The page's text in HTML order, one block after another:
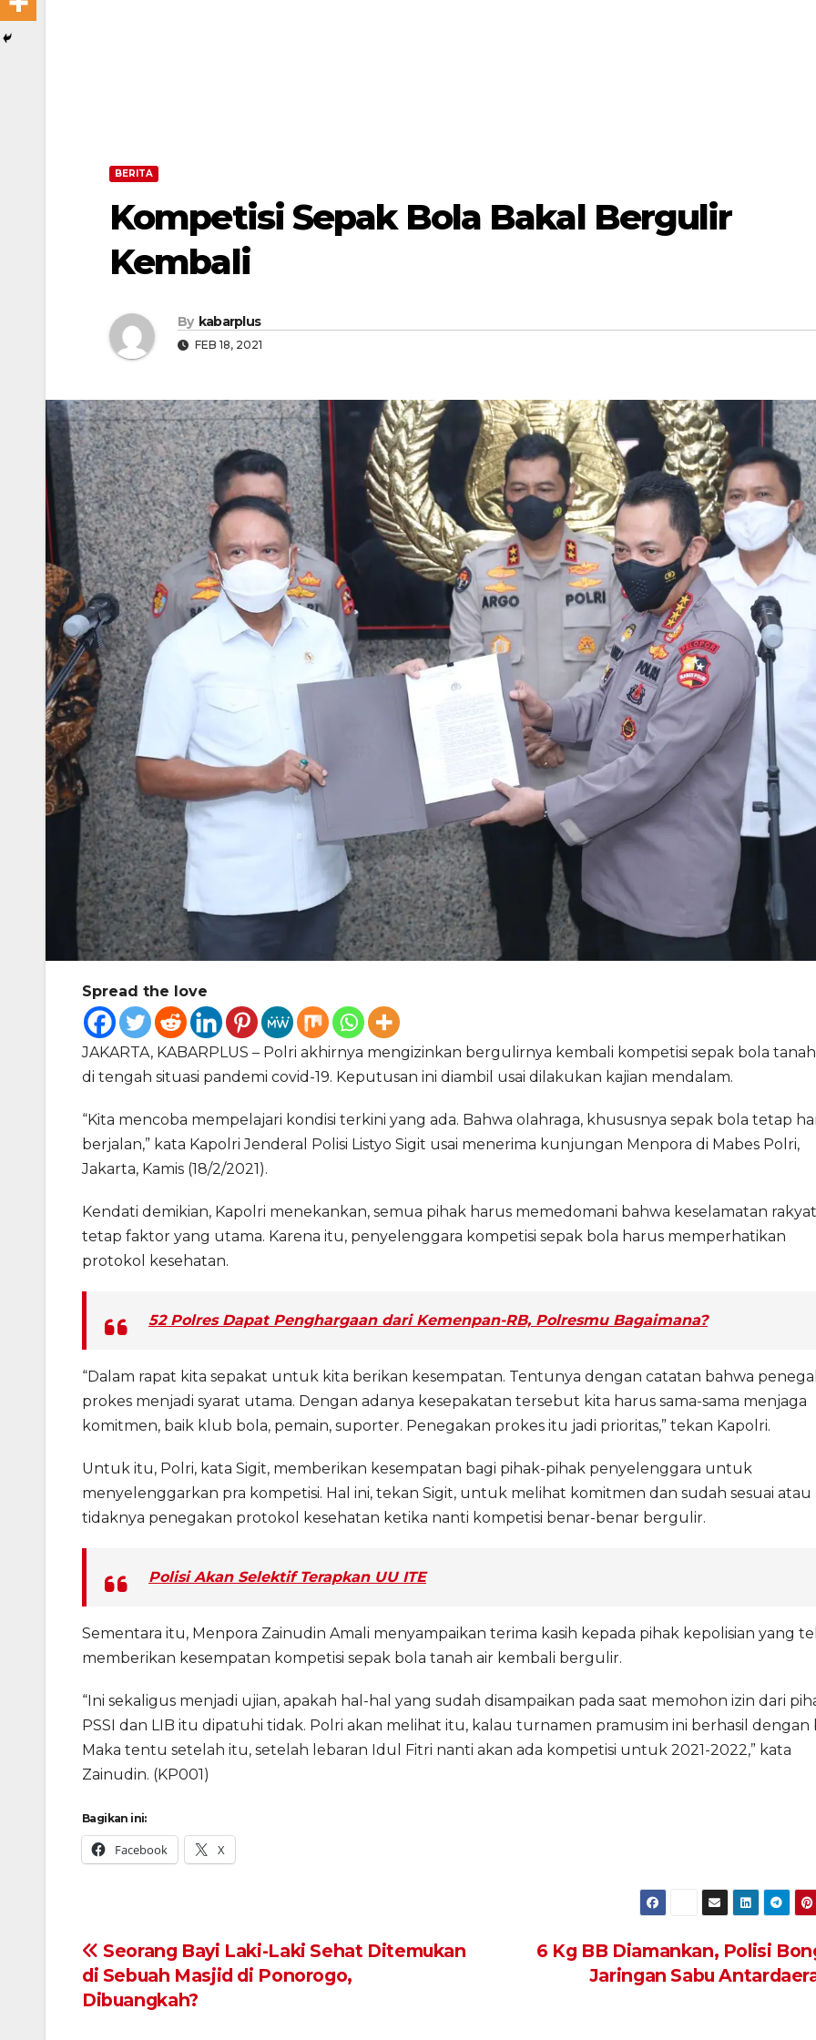
BERITA
Kompetisi Sepak Bola Bakal Bergulir
Kembali
By kabarplus
FEB 18, 2021
Spread the love
JAKARTA, KABARPLUS – Polri akhirnya mengizinkan bergulirnya kembali kompetisi sepak bola
di tengah situasi pandemi covid-19. Keputusan ini diambil usai dilakukan kajian mendalam.
“Kita mencoba mempelajari kondisi terkini yang ada. Bahwa olahraga, khususnya sepak bola tetap
berjalan,” kata Kapolri Jenderal Polisi Listyo Sigit usai menerima kunjungan Menpora di Mabes Polri,
Jakarta, Kamis (18/2/2021).
Kendati demikian, Kapolri menekankan, semua pihak harus memedomani bahwa keselamatan rakyat
tetap faktor yang utama. Karena itu, penyelenggara kompetisi sepak bola harus memperhatikan
protokol kesehatan.
52 Polres Dapat Penghargaan dari Kemenpan-RB, Polresmu Bagaimana?
“Dalam rapat kita sepakat untuk kita berikan kesempatan. Tentunya dengan catatan bahwa
prokes menjadi syarat utama. Dengan adanya kesepakatan tersebut kita harus sama-sama menjaga
komitmen, baik klub bola, pemain, suporter. Penegakan prokes itu jadi prioritas,” tekan Kapolri.
Untuk itu, Polri, kata Sigit, memberikan kesempatan bagi pihak-pihak penyelenggara untuk
menyelenggarkan pra kompetisi. Hal ini, tekan Sigit, untuk melihat komitmen dan sudah sesuai atau
tidaknya penegakan protokol kesehatan ketika nanti kompetisi benar-benar bergulir.
Polisi Akan Selektif Terapkan UU ITE
Sementara itu, Menpora Zainudin Amali menyampaikan terima kasih kepada pihak kepolisian yang
memberikan kesempatan kompetisi sepak bola tanah air kembali bergulir.
“Ini sekaligus menjadi ujian, apakah hal-hal yang sudah disampaikan pada saat memohon izin dari
PSSI dan LIB itu dipatuhi tidak. Polri akan melihat itu, kalau turnamen pramusim ini berhasil dengan
Maka tentu setelah itu, setelah lebaran Idul Fitri nanti akan ada kompetisi untuk 2021-2022,” kata
Zainudin. (KP001)
Bagikan ini:
Facebook X
Navigasi
pos
6 Kg BB Diamankan, Polisi
Jaringan Sabu
Seorang Bayi Laki-Laki Sehat Ditemukan
di Sebuah Masjid di Ponorogo,
Dibuangkah?